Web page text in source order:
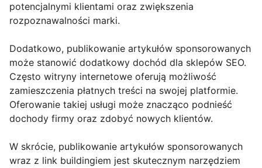
potencjalnymi klientami oraz zwiększenia
rozpoznawalności marki.
Dodatkowo, publikowanie artykułów sponsorowanych
może stanowić dodatkowy dochód dla sklepów SEO.
Często witryny internetowe oferują możliwość
zamieszczenia płatnych treści na swojej platformie.
Oferowanie takiej usługi może znacząco podnieść
dochody firmy oraz zdobyć nowych klientów.
W skrócie, publikowanie artykułów sponsorowanych
wraz z link buildingiem jest skutecznym narzędziem